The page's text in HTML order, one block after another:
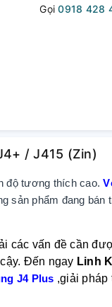
Gọi0918 428
/ J415 (Zin)
độ tương thích cao.
sản phẩm đang bán
các vấn đề cần
Đến ngay Linh
J4 Plus ,giải pháp